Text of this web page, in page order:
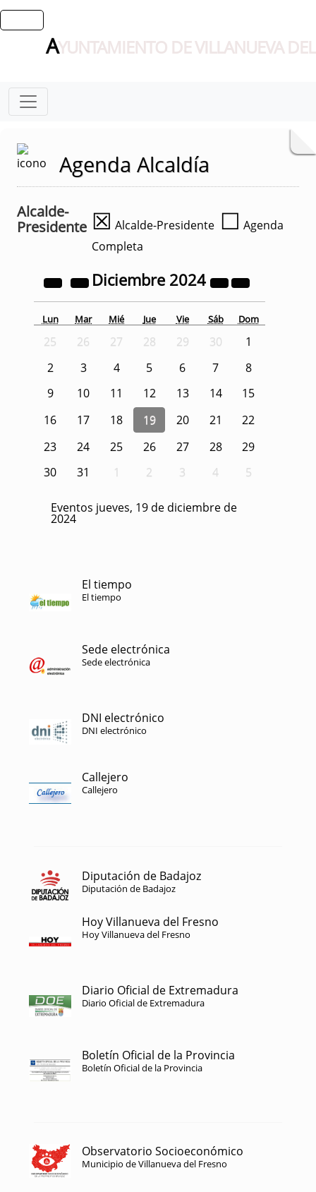
AYUNTAMIENTO DE VILLANUEVA
Agenda Alcaldía
Alcalde-
Presidente ☒ Alcalde-Presidente ☐ Agenda
Completa
Diciembre 2024
Lun Mar Mié Jue Vie Sáb Dom
25 26 27 28 29 30
1
2
3 4 5 6 7
8
9
10 11 12 13 14
15
16
17 18 19 20 21
22
23
24 25 26 27 28
29
30
31 1 2 3 4 5
Eventos jueves, 19 de diciembre de
2024
El tiempo
El tiempo
Sede electrónica
Sede electrónica
DNI electrónico
DNI electrónico
Callejero
Callejero
Diputación de Badajoz
Diputación de Badajoz
Hoy Villanueva del Fresno
Hoy Villanueva del Fresno
Diario Oficial de Extremadura
Diario Oficial de Extremadura
Boletín Oficial de la Provincia
Boletín Oficial de la Provincia
Observatorio Socioeconómico
Municipio de Villanueva del Fresno